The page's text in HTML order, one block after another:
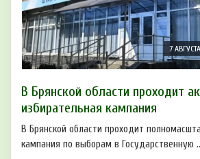
7
В Брянской области проходит
избирательная кампания
В Брянской области проходит
кампания по выборам в Государственную